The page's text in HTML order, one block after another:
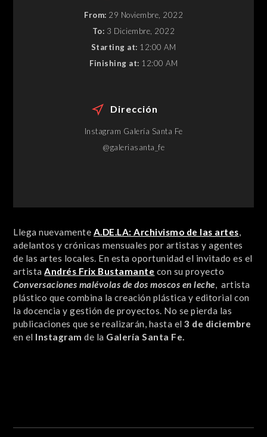
From: 29 Noviembre, 2022
To: 3 Diciembre, 2022
Starting at: 12:00 AM
Finishing at: 12:00 AM
Dirección
Instagram Galería Santa Fe
@galeriasanta_fe
Llega nuevamente A.DE.LA: Archivismo de las artes
adelantos y crónicas mensuales por artistas y agentes
de las artes locales. En esta oportunidad el invitado es el
artista Andrés Frix Bustamante con su proyecto
Conversaciones malévolas de dos moscos en leche , artista
plástico que combina la creación plástica y editorial con
la docencia y gestión de proyectos. No se pierda las
publicaciones que se realizarán, hasta el3 de diciembre
en el Instagram de la Galería Santa Fe.